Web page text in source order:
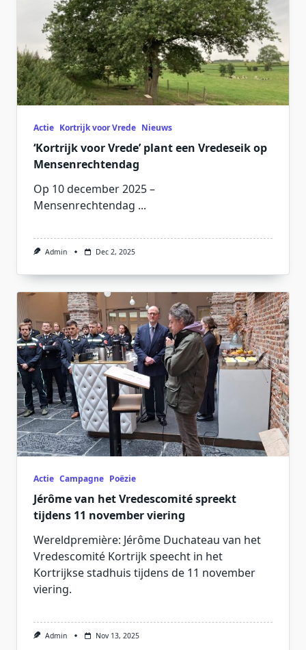
Actie Kortrijk voor Vrede Nieuws
‘Kortrijk voor Vrede’ plant een Vredeseik op
Mensenrechtendag
Op 10 december 2025 –
Mensenrechtendag ...
Admin Dec 2, 2025
Actie Campagne Poëzie
Jérôme van het Vredescomité spreekt
tijdens 11 november viering
Wereldpremière: Jérôme Duchateau van het
Vredescomité Kortrijk speecht in het
Kortrijkse stadhuis tijdens de 11 november
viering.
Admin Nov 13, 2025